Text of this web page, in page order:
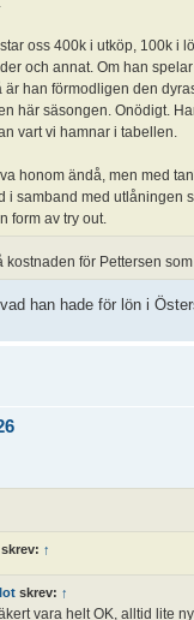
oss 400k i utköp, 100k i
och annat. Om han
är han förmodligen den
här säsongen. Onödigt.
vart vi hamnar i tabellen.
honom ändå, men med
i samband med utlåningen
form av try out.
kostnaden för Pettersen
han hade för lön i
skrev: ↑
skrev: ↑
vara helt OK, alltid lite